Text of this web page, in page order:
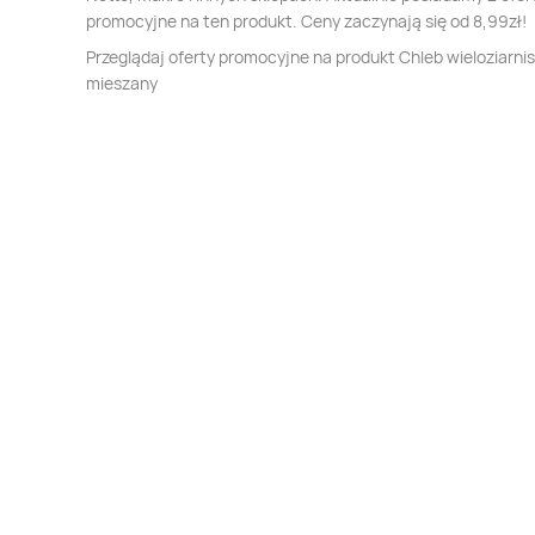
promocyjne na ten produkt. Ceny zaczynają się od 8,99zł!
Przeglądaj oferty promocyjne na produkt Chleb
mieszany